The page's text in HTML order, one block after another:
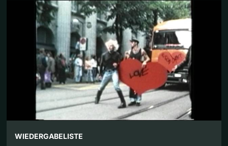
WIEDERGABELISTE